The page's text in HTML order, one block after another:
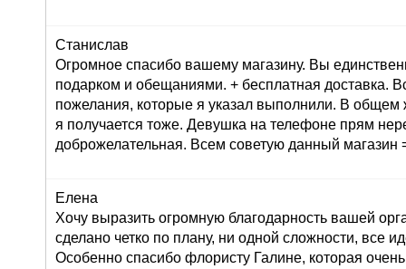
Станислав
Огромное спасибо вашему магазину. Вы
подарком и обещаниями. + бесплатная доставка.
пожелания, которые я указал выполнили. В общем
я получается тоже. Девушка на телефоне прям
доброжелательная. Всем советую данный магазин
Елена
Хочу выразить огромную благодарность вашей
сделано четко по плану, ни одной сложности, все
Особенно спасибо флористу Галине, которая